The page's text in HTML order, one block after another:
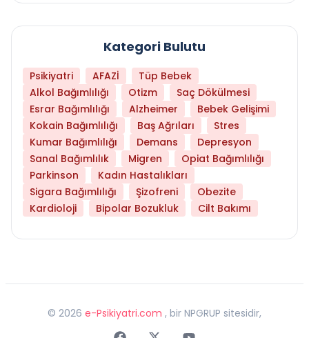
Kategori Bulutu
Psikiyatri AFAZİ
Tüp Bebek
Alkol Bağımlılığı
Otizm
Saç Dökülmesi
Esrar Bağımlılığı
Alzheimer
Bebek Gelişimi
Kokain Bağımlılığı
Baş Ağrıları
Stres
Kumar Bağımlılığı
Demans
Depresyon
Sanal Bağımlılık
Migren
Opiat Bağımlılığı
Parkinson
Kadın Hastalıkları
Sigara Bağımlılığı
Şizofreni
Obezite
Kardioloji
Bipolar Bozukluk Cilt Bakımı
© 2026 e-Psikiyatri.com , bir NPGRUP sitesidir,